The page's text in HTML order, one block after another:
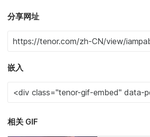
分享网址
嵌入
相关 GIF